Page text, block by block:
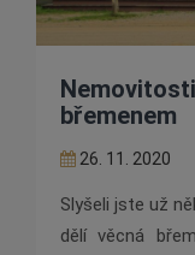
břemenem
26. 11. 2020
Slyšeli jste už
dělí věcná